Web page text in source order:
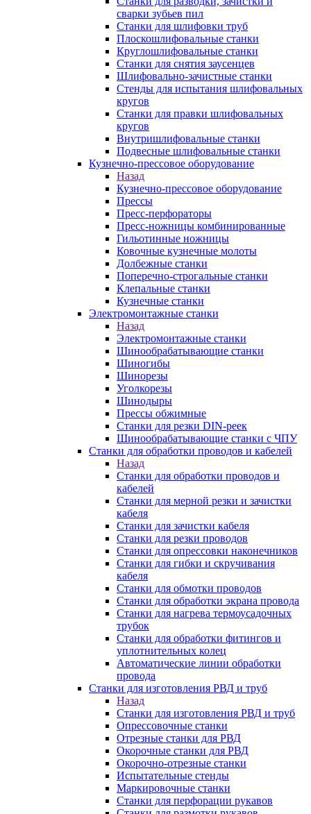
сварки зубьев пил
Станки для шлифовки труб
Плоскошлифовальные станки
Круглошлифовальные станки
Станки для снятия заусенцев
Шлифовально-зачистные станки
Стенды для испытания шлифовальных
кругов
Станки для правки шлифовальных
кругов
Внутришлифовальные станки
Подвесные шлифовальные станки
Кузнечно-прессовое оборудование
Назад
Кузнечно-прессовое оборудование
Прессы
Пресс-перфораторы
Пресс-ножницы комбинированные
Гильотинные ножницы
Ковочные кузнечные молоты
Долбежные станки
Поперечно-строгальные станки
Клепальные станки
Кузнечные станки
Электромонтажные станки
Назад
Электромонтажные станки
Шинообрабатывающие станки
Шиногибы
Шинорезы
Уголкорезы
Шинодыры
Прессы обжимные
Станки для резки DIN-реек
Шинообрабатывающие станки с ЧПУ
Станки для обработки проводов и кабелей
Назад
Станки для обработки проводов и
кабелей
Станки для мерной резки и зачистки
кабеля
Станки для зачистки кабеля
Станки для резки проводов
Станки для опрессовки наконечников
Станки для гибки и скручивания
кабеля
Станки для обмотки проводов
Станки для обработки экрана провода
Станки для нагрева термоусадочных
трубок
Станки для обработки фитингов и
уплотнительных колец
Автоматические линии обработки
провода
Станки для изготовления РВД и труб
Назад
Станки для изготовления РВД и труб
Опрессовочные станки
Отрезные станки для РВД
Окорочные станки для РВД
Окорочно-отрезные станки
Испытательные стенды
Маркировочные станки
Станки для перфорации рукавов